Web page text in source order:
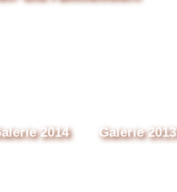
2014 Galerie 2013